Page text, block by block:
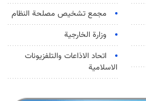
مجمع تشخيص مصلحة النظام
وزارة الخارجية
اتحاد الاذاعات والتلفزيونات
الاسلامية